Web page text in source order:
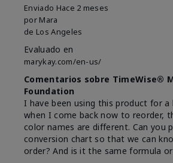
Enviado Hace 2 meses
por Mara
de Los Angeles
Evaluado en
marykay.com/en-us/
Comentarios sobre TimeWise®
Foundation
I have been using this product for a
when I come back now to reorder,
color names are different. Can you
conversion chart so that we can
order? And is it the same formula